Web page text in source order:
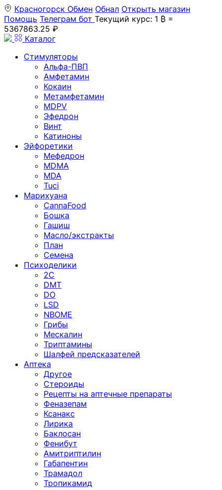
Красногорск Обмен Обнал Открыть магазин
Помощь Телеграм бот Текущий курс: 1 ₿ =
5367863.25 ₽
Каталог
Стимуляторы
Альфа-ПВП
Амфетамин
Кокаин
Метамфетамин
MDPV
Эфедрон
Винт
Катиноны
Эйфоретики
Мефедрон
MDMA
MDA
Tuci
Марихуана
CannaFood
Бошка
Гашиш
Масло/экстракты
План
Семена
Психоделики
2C
DMT
DO
LSD
NBOME
Грибы
Мескалин
Триптамины
Шалфей предсказателей
Аптека
Другое
Стероиды
Рецепты на аптечные препараты
Феназепам
Ксанакс
Лирика
Баклосан
Фенибут
Амитриптилин
Габапентин
Трамадол
Тропикамид